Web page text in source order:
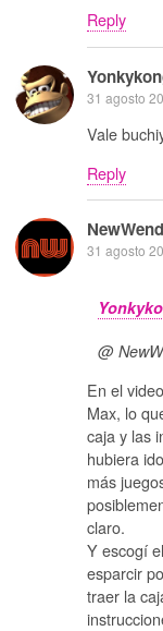
Reply
31 agosto
Vale
Reply
31 agosto
@
En el
Max, lo
caja y las
hubiera
más
claro.
Y escogí
esparcir
traer la